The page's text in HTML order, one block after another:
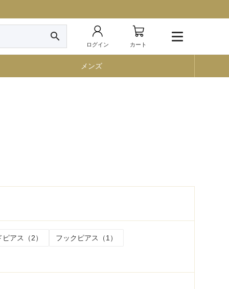
search
ログイン カート
メンズ
アス（2） フックピアス（1）